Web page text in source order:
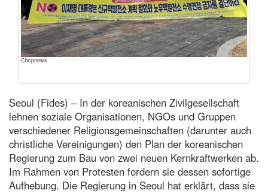
Cbcpnews
Seoul (Fides) – In der koreanischen Zivilgesellschaft
lehnen soziale Organisationen, NGOs und Gruppen
verschiedener Religionsgemeinschaften (darunter auch
christliche Vereinigungen) den Plan der koreanischen
Regierung zum Bau von zwei neuen Kernkraftwerken ab.
Im Rahmen von Protesten fordern sie dessen sofortige
Aufhebung. Die Regierung in Seoul hat erklärt, dass sie